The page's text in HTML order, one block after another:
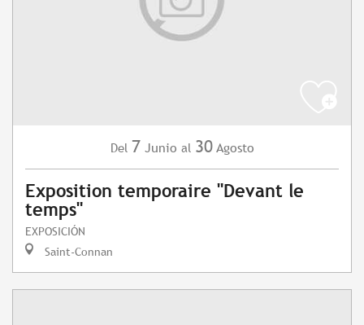
Del 7 Junio al 30 Agosto
Exposition temporaire "Devant le
temps"
EXPOSICIÓN
Saint-Connan